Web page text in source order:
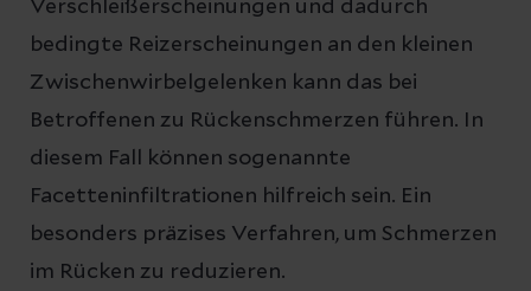
Verschleißerscheinungen und dadurch
bedingte Reizerscheinungen an den kleinen
Zwischenwirbelgelenken kann das bei
Betroffenen zu Rückenschmerzen führen. In
diesem Fall können sogenannte
Facetteninfiltrationen hilfreich sein. Ein
besonders präzises Verfahren, um Schmerzen
im Rücken zu reduzieren.